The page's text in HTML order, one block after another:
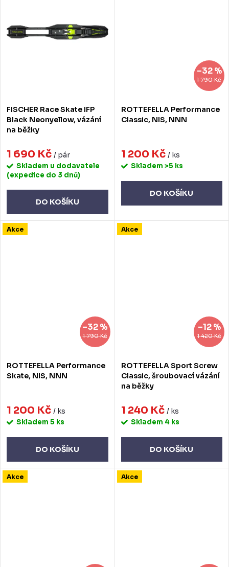
FISCHER Race Skate IFP
Black Neonyellow, vázání
na běžky
1 690 Kč / pár
Skladem u dodavatele
(expedice do 3 dnů)
DO KOŠÍKU
1 790 Kč
–32 %
ROTTEFELLA Performance
Classic, NIS, NNN
1 200 Kč / ks
Skladem >5 ks
DO KOŠÍKU
Akce
1 790 Kč
–32 %
ROTTEFELLA Performance
Skate, NIS, NNN
1 200 Kč / ks
Skladem 5 ks
DO KOŠÍKU
Akce
1 420 Kč
–12 %
ROTTEFELLA Sport Screw
Classic, šroubovací vázání
na běžky
1 240 Kč / ks
Skladem 4 ks
DO KOŠÍKU
Akce Akce